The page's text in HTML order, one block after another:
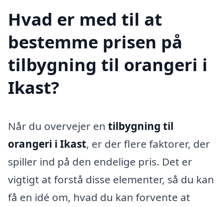
Hvad er med til at
bestemme prisen på
tilbygning til orangeri i
Ikast?
Når du overvejer en tilbygning til
orangeri i Ikast, er der flere faktorer, der
spiller ind på den endelige pris. Det er
vigtigt at forstå disse elementer, så du kan
få en idé om, hvad du kan forvente at